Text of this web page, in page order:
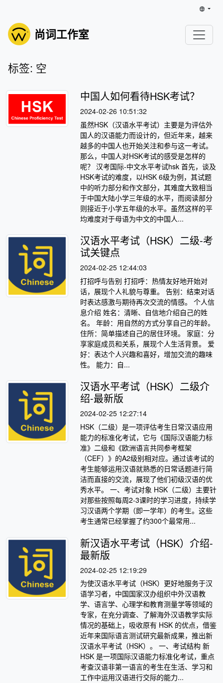
尚词工作室
标签: 空
中国人如何看待HSK考试？
2024-02-26 10:51:32
虽然HSK（汉语水平考试）主要是为评估外
国人的汉语能力而设计的，但近年来，越来
越多的中国人也开始关注和参与这一考试。
那么，中国人对HSK考试的感受是怎样的
呢？ 汉考国际-中文水平考试hsk 首先，谈及
HSK考试的难度，以HSK 6级为例，其试题
中的听力部分和作文部分，其难度大致相当
于中国大陆小学三年级的水平，而阅读部分
则接近于小学五年级的水平。虽然这样的平
均难度对于母语为中文的中国人...
汉语水平考试（HSK）二级-考
试关键点
2024-02-25 12:44:03
打招呼与告别 打招呼：热情友好地开始对
话，展现个人礼貌与尊重。 告别：结束对话
时表达感激与期待再次交流的情感。 个人信
息介绍 姓名：清晰、自信地介绍自己的姓
名。 年龄：用自然的方式分享自己的年龄。
住所：简单描述自己的居住环境。 家庭：分
享家庭成员和关系，展现个人生活背景。 爱
好：表达个人兴趣和喜好，增加交流的趣味
性。 能力：自...
汉语水平考试（HSK）二级介
绍-最新版
2024-02-25 12:27:14
HSK（二级）是一项评估考生日常汉语应用
能力的标准化考试，它与《国际汉语能力标
准》二级和《欧洲语言共同参考框架
（CEF）》的A2级别相对应。通过该考试的
考生能够运用汉语就熟悉的日常话题进行简
洁而直接的交流，展现了他们初级汉语的优
秀水平。 一、考试对象 HSK（二级）主要针
对那些按照每周2-3课时的学习进度，持续学
习汉语两个学期（即一学年）的考生。这些
考生通常已经掌握了约300个最常用...
新汉语水平考试（HSK）介绍-
最新版
2024-02-25 12:19:29
为使汉语水平考试（HSK）更好地服务于汉
语学习者，中国国家汉办组织中外汉语教
学、语言学、心理学和教育测量学等领域的
专家，在充分调查、了解海外汉语教学实际
情况的基础上，吸收原有 HSK 的优点，借鉴
近年来国际语言测试研究最新成果，推出新
汉语水平考试（HSK）。 一、考试结构 新
HSK 是一项国际汉语能力标准化考试，重点
考查汉语非第一语言的考生在生活、学习和
工作中运用汉语进行交际的能力...